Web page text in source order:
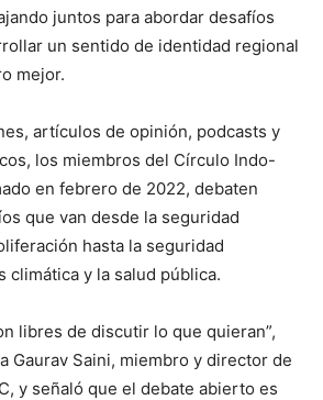
juntos para abordar desafíos
un sentido de identidad regional
mejor.
artículos de opinión, podcasts y
los miembros del Círculo Indo-
en febrero de 2022, debaten
que van desde la seguridad
hasta la seguridad
climática y la salud pública.
libres de discutir lo que quieran”,
Gaurav Saini, miembro y director de
y señaló que el debate abierto es